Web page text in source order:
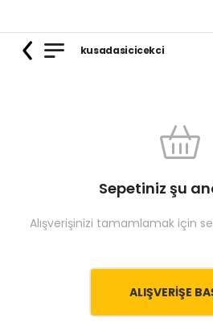
kusadasicicekci
Sepetiniz şu
Alışverişinizi tamamlamak için
ALIŞVERIŞE